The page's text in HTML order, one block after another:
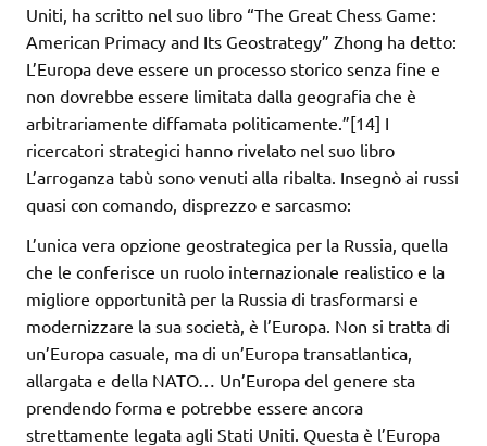
Uniti, ha scritto nel suo libro “The Great Chess Game:
American Primacy and Its Geostrategy” Zhong ha detto:
L’Europa deve essere un processo storico senza fine e
non dovrebbe essere limitata dalla geografia che è
arbitrariamente diffamata politicamente.”[14] I
ricercatori strategici hanno rivelato nel suo libro
L’arroganza tabù sono venuti alla ribalta. Insegnò ai russi
quasi con comando, disprezzo e sarcasmo:
L’unica vera opzione geostrategica per la Russia, quella
che le conferisce un ruolo internazionale realistico e la
migliore opportunità per la Russia di trasformarsi e
modernizzare la sua società, è l’Europa. Non si tratta di
un’Europa casuale, ma di un’Europa transatlantica,
allargata e della NATO… Un’Europa del genere sta
prendendo forma e potrebbe essere ancora
strettamente legata agli Stati Uniti. Questa è l’Europa